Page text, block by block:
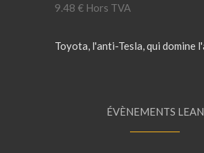
9.48 € Hors TVA
ÉVÈNEMENTS LEAN